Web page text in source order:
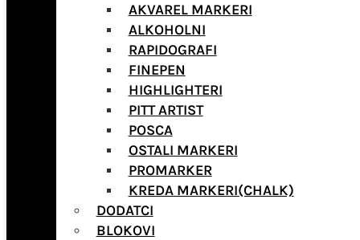
AKVAREL MARKERI
ALKOHOLNI
RAPIDOGRAFI
FINEPEN
HIGHLIGHTERI
PITT ARTIST
POSCA
OSTALI MARKERI
PROMARKER
KREDA MARKERI(CHALK)
DODATCI
BLOKOVI